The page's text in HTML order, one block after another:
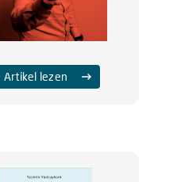
Artikel lezen